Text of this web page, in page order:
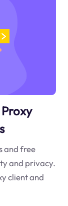
and free
and privacy.
client and